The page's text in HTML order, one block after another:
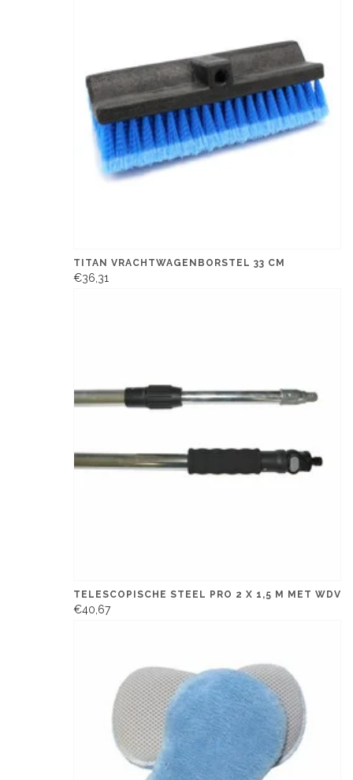
TITAN VRACHTWAGENBORSTEL 33 CM
€36,31
TELESCOPISCHE STEEL PRO 2 X 1,5 M MET WDV
€40,67